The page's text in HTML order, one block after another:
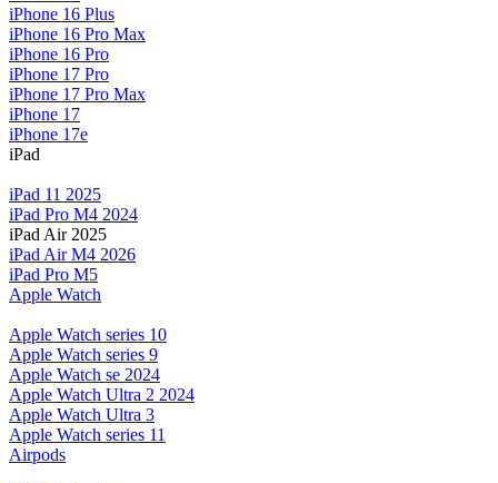
iPhone 16 Plus
iPhone 16 Pro Max
iPhone 16 Pro
iPhone 17 Pro
iPhone 17 Pro Max
iPhone 17
iPhone 17e
iPad
iPad 11 2025
iPad Pro M4 2024
iPad Air 2025
iPad Air M4 2026
iPad Pro M5
Apple Watch
Apple Watch series 10
Apple Watch series 9
Apple Watch se 2024
Apple Watch Ultra 2 2024
Apple Watch Ultra 3
Apple Watch series 11
Airpods